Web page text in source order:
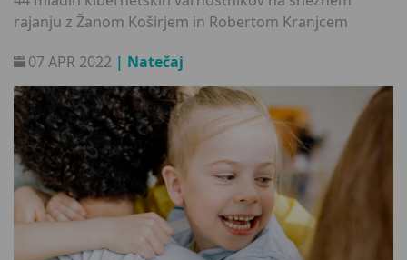
rajanju z Žanom Koširjem in Robertom Kranjcem
07 APR 2022 | Natečaj